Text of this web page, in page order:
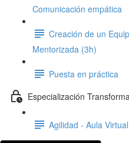
Comunicación empática
Creación de un
Mentorizada (3h)
Puesta en práctica
Especialización
Agilidad - Aula